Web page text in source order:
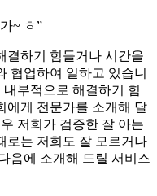
~ ㅎ”
결하기 힘들거나 시간을
협업하여 일하고 있습니
부적으로 해결하기 힘
에게 전문가를 소개해 달
저희가 검증한 잘 아는
로는 저희도 잘 모르거나
음에 소개해 드릴 서비스